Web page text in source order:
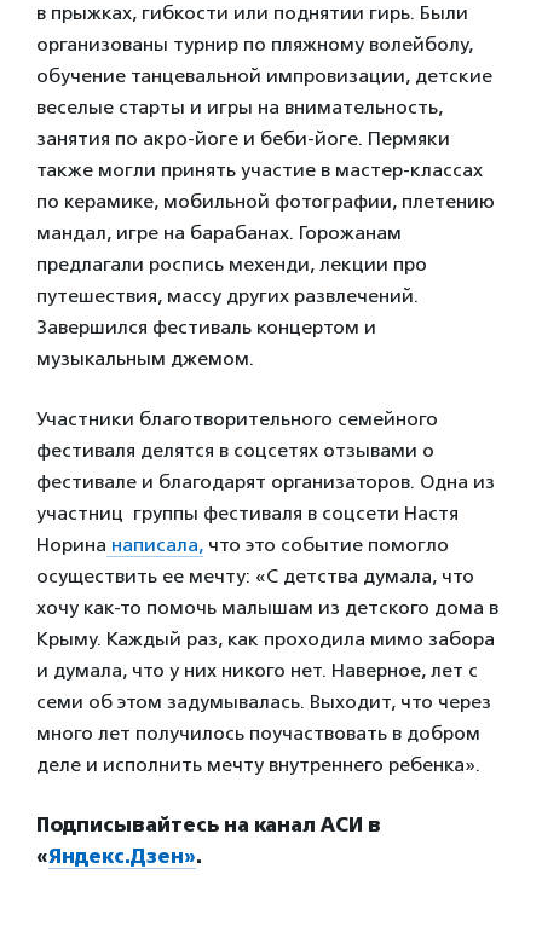
в прыжках, гибкости или поднятии гирь. Были
организованы турнир по пляжному волейболу,
обучение танцевальной импровизации, детские
веселые старты и игры на внимательность,
занятия по акро-йоге и беби-йоге. Пермяки
также могли принять участие в мастер-классах
по керамике, мобильной фотографии, плетению
мандал, игре на барабанах. Горожанам
предлагали роспись мехенди, лекции про
путешествия, массу других развлечений.
Завершился фестиваль концертом и
музыкальным джемом.
Участники благотворительного семейного
фестиваля делятся в соцсетях отзывами о
фестивале и благодарят организаторов. Одна из
участниц группы фестиваля в соцсети Настя
Норина написала, что это событие помогло
осуществить ее мечту: «С детства думала, что
хочу как-то помочь малышам из детского дома в
Крыму. Каждый раз, как проходила мимо забора
и думала, что у них никого нет. Наверное, лет с
семи об этом задумывалась. Выходит, что через
много лет получилось поучаствовать в добром
деле и исполнить мечту внутреннего ребенка».
Подписывайтесь на канал АСИ в
«Яндекс.Дзен».